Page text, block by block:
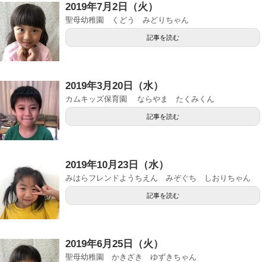
2019年7月2日（火）
聖母幼稚園 くどう みどりちゃん
記事を読む
2019年3月20日（水）
カムキッズ保育園 ならやま たくみくん
記事を読む
2019年10月23日（水）
みはらフレンドようちえん みぞぐち しおりちゃん
記事を読む
2019年6月25日（火）
聖母幼稚園 かきざき ゆずきちゃん